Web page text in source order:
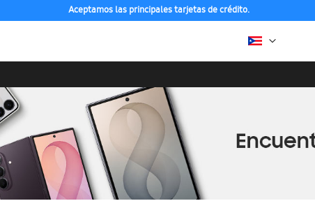
Aceptamos las principales tarjetas de crédito.